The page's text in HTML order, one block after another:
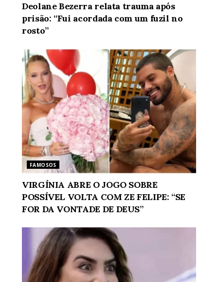
Deolane Bezerra relata trauma após
prisão: “Fui acordada com um fuzil no
rosto”
FAMOSOS
VIRGÍNIA ABRE O JOGO SOBRE
POSSÍVEL VOLTA COM ZE FELIPE: “SE
FOR DA VONTADE DE DEUS”